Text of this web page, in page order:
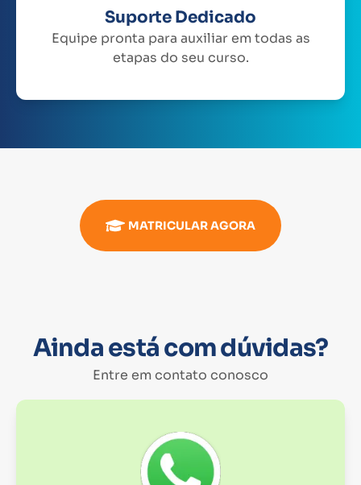
Suporte Dedicado
Equipe pronta para auxiliar em todas as
etapas do seu curso.
MATRICULAR AGORA
Ainda está com dúvidas?
Entre em contato conosco